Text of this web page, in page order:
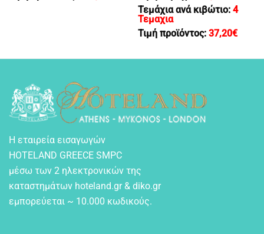
Τεμάχια ανά κιβώτιο: 4
Τεμαχια
Τιμή προϊόντος: 37,20€
Η εταιρεία εισαγωγών
HOTELAND GREECE SMPC
μέσω των 2 ηλεκτρονικών της
καταστημάτων hoteland.gr & diko.gr
εμπορεύεται ~ 10.000 κωδικούς.